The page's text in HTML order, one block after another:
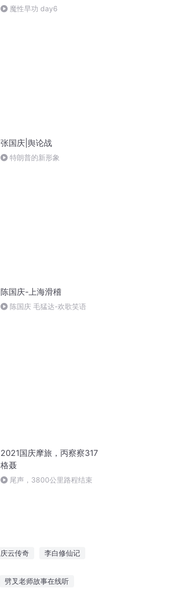
魔性早功 day6
张国庆|舆论战
特朗普的新形象
陈国庆-上海滑稽
陈国庆 毛猛达-欢歌笑语
2021国庆摩旅，丙察察317
格聂
尾声，3800公里路程结束
庆云传奇 李白修仙记
劈叉老师故事在线听